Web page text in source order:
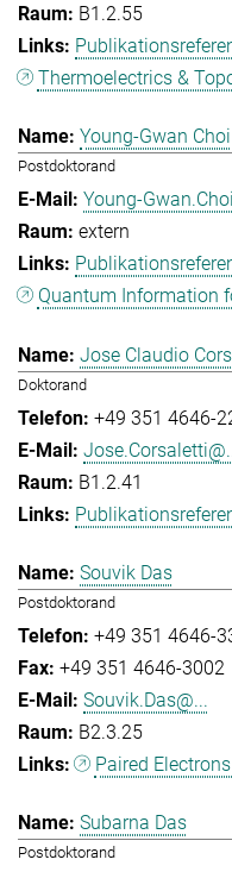
B1.2.55
Thermoelectrics &
Young-Gwan Choi
Postdoktorand
Young-
extern
Quantum Information
Jose Claudio
Doktorand
+49 351 4646-
B1.2.41
Souvik Das
Postdoktorand
+49 351 4646-
+49 351 4646-3002
Souvik.Das@...
B2.3.25
Paired
Subarna Das
Postdoktorand